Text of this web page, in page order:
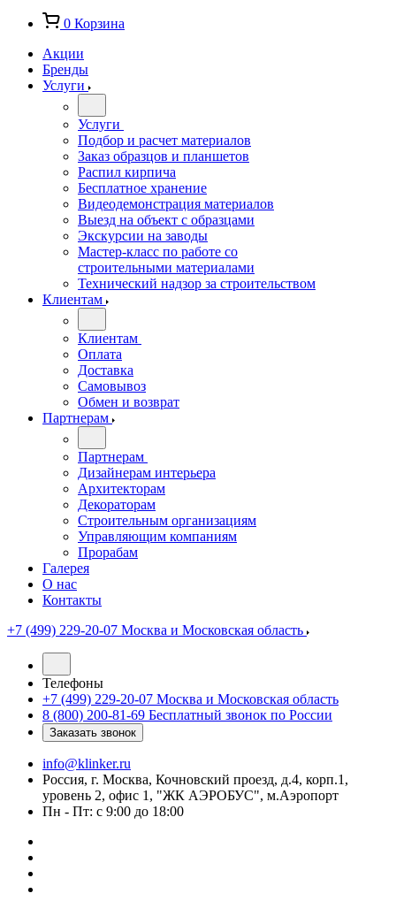
0 Корзина
Акции
Бренды
Услуги
Услуги
Подбор и расчет материалов
Заказ образцов и планшетов
Распил кирпича
Бесплатное хранение
Видеодемонстрация материалов
Выезд на объект с образцами
Экскурсии на заводы
Мастер-класс по работе со
строительными материалами
Технический надзор за строительством
Клиентам
Клиентам
Оплата
Доставка
Самовывоз
Обмен и возврат
Партнерам
Партнерам
Дизайнерам интерьера
Архитекторам
Декораторам
Строительным организациям
Управляющим компаниям
Прорабам
Галерея
О нас
Контакты
+7 (499) 229-20-07 Москва и Московская область
Телефоны
+7 (499) 229-20-07 Москва и Московская область
8 (800) 200-81-69 Бесплатный звонок по России
Заказать звонок
info@klinker.ru
Россия, г. Москва, Кочновский проезд, д.4, корп.1,
уровень 2, офис 1, "ЖК АЭРОБУС", м.Аэропорт
Пн - Пт: с 9:00 до 18:00